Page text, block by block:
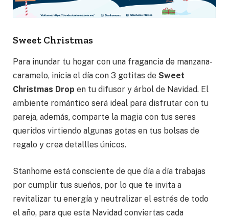
Sweet Christmas
Para inundar tu hogar con una fragancia de manzana-
caramelo, inicia el día con 3 gotitas de Sweet
Christmas Drop en tu difusor y árbol de Navidad. El
ambiente romántico será ideal para disfrutar con tu
pareja, además, comparte la magia con tus seres
queridos virtiendo algunas gotas en tus bolsas de
regalo y crea detallles únicos.
Stanhome está consciente de que día a día trabajas
por cumplir tus sueños, por lo que te invita a
revitalizar tu energía y neutralizar el estrés de todo
el año, para que esta Navidad conviertas cada